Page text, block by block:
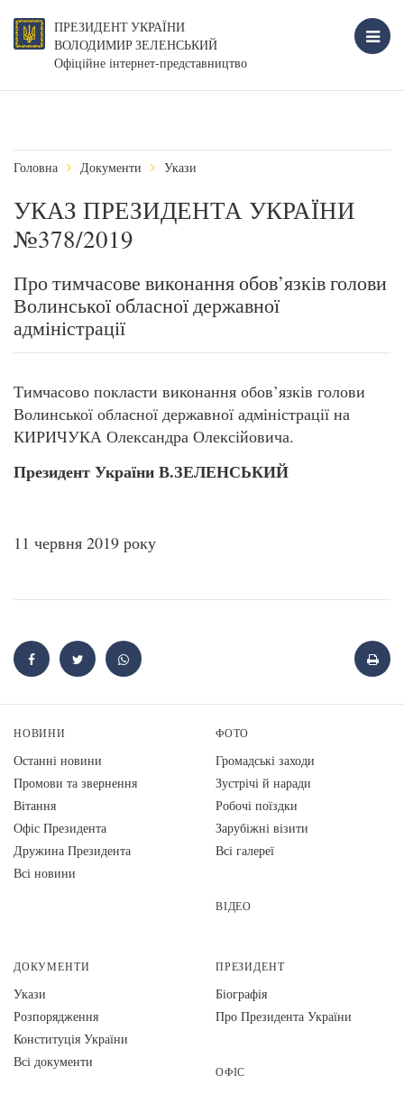
ПРЕЗИДЕНТ УКРАЇНИ
ВОЛОДИМИР ЗЕЛЕНСЬКИЙ
Офіційне інтернет-представництво
Головна Документи Укази
УКАЗ ПРЕЗИДЕНТА УКРАЇНИ
№378/2019
Про тимчасове виконання обов’язків голови
Волинської обласної державної
адміністрації
Тимчасово покласти виконання обов’язків голови
Волинської обласної державної адміністрації на
КИРИЧУКА Олександра Олексійовича.
Президент України В.ЗЕЛЕНСЬКИЙ
11 червня 2019 року
НОВИНИ
Останні новини
Промови та звернення
Вiтання
Офіс Президента
Дружина Президента
Всі новини
ФОТО
Громадські заходи
Зустрічі й наради
Робочі поїздки
Зарубіжні візити
Всі галереї
ВІДЕО
ДОКУМЕНТИ
Укази
Розпорядження
Конституція України
Всі документи
ПРЕЗИДЕНТ
Біографія
Про Президента України
ОФІС